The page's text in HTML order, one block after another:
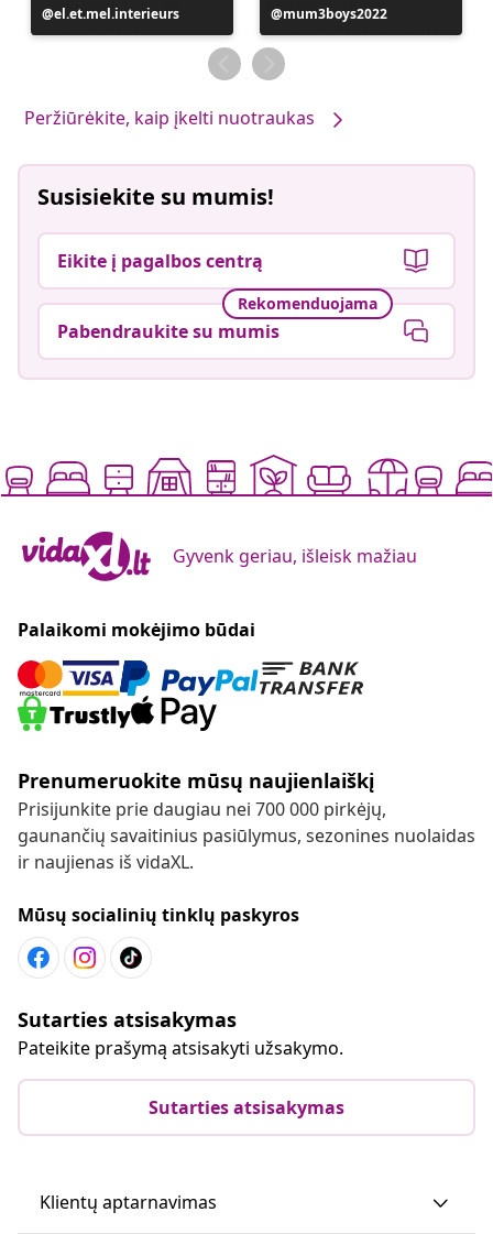
Įrašą
paskelbė
el.et.mel.interieurs
Įrašą
paskelbė
mum3boys2022
Peržiūrėkite, kaip įkelti nuotraukas
Susisiekite su mumis!
Eikite į pagalbos centrą
Rekomenduojama
Pabendraukite su mumis
Gyvenk geriau, išleisk mažiau
Palaikomi mokėjimo būdai
Prenumeruokite mūsų naujienlaiškį
Prisijunkite prie daugiau nei 700 000 pirkėjų,
gaunančių savaitinius pasiūlymus, sezonines nuolaidas
ir naujienas iš vidaXL.
Mūsų socialinių tinklų paskyros
Sutarties atsisakymas
Pateikite prašymą atsisakyti užsakymo.
Sutarties atsisakymas
Klientų aptarnavimas